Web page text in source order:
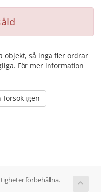
objekt, så inga fler ordrar
För mer information
igen
förbehållna.